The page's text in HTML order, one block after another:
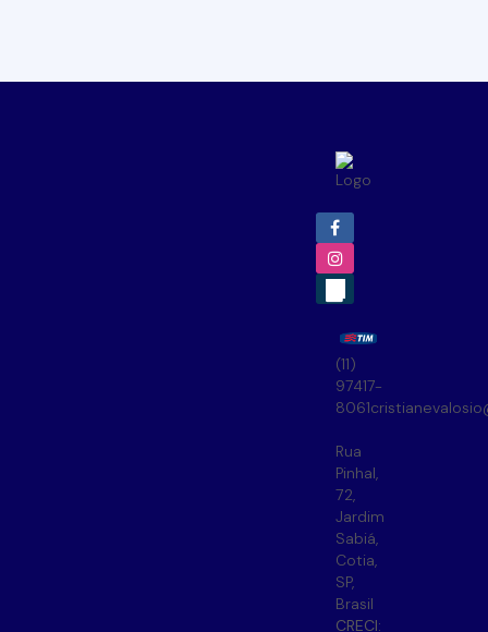
(11)
97417-
8061
Rua
Pinhal,
72,
Jardim
Sabiá,
Cotia,
SP,
Brasil
CRECI: